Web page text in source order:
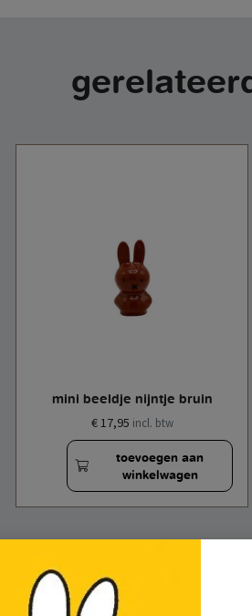
mini beeldje nijntje bruin
€ 17,95 incl. btw
toevoegen aan
winkelwagen